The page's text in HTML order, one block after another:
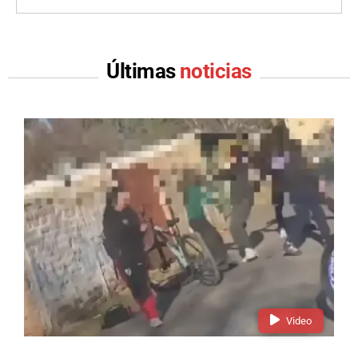
Últimas noticias
Video